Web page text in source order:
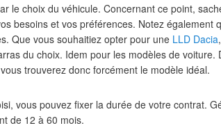
le choix du véhicule. Concernant ce point,
besoins et vos préférences. Notez également
Que vous souhaitiez opter pour une LLD Dacia
du choix. Idem pour les modèles de
trouverez donc forcément le modèle idéal.
vous pouvez fixer la durée de votre contrat.
de 12 à 60 mois.